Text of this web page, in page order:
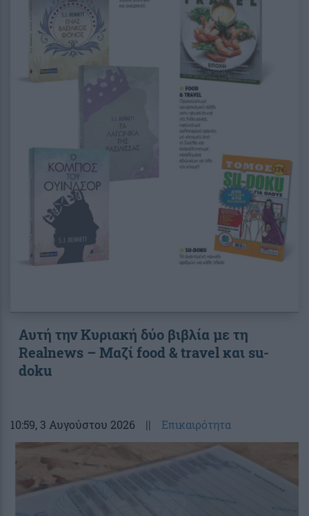
Αυτή την Κυριακή δύο βιβλία με τη
Realnews – Μαζί food & travel και su-
doku
10:59, 3 Αυγούστου 2026 || Επικαιρότητα